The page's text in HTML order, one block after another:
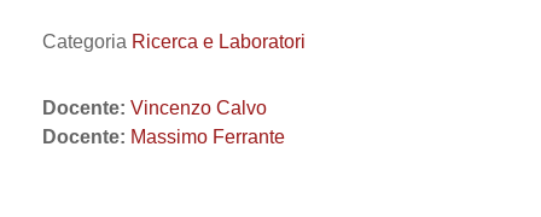
Categoria Ricerca e Laboratori
Docente: Vincenzo Calvo
Docente: Massimo Ferrante